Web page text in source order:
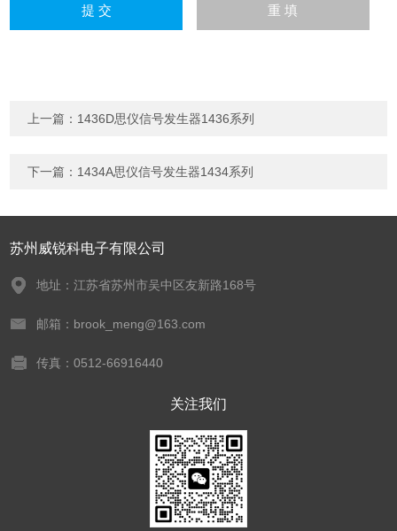
上一篇： 1436D思仪信号发生器1436系列
下一篇： 1434A思仪信号发生器1434系列
苏州威锐科电子有限公司
地址：江苏省苏州市吴中区友新路168号
邮箱：brook_meng@163.com
传真：0512-66916440
关注我们